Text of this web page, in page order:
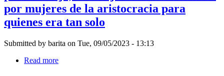
quien
se
identifica
Pentium,
y
que
debía
tejer
usando
por mujeres de la aristocracia para
quienes era tan solo
Submitted by barita on Tue, 09/05/2023 - 13:13
Read more